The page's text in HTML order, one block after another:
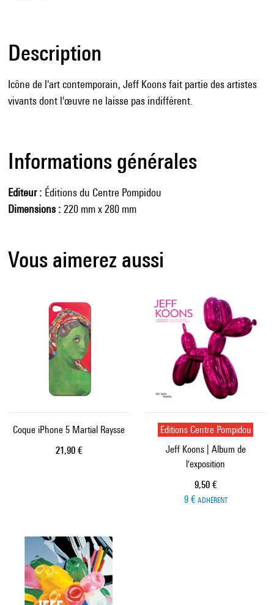
Description
Icône de l'art contemporain, Jeff Koons fait partie des artistes
vivants dont l'œuvre ne laisse pas indifférent.
Informations générales
Editeur
Éditions du Centre Pompidou
Dimensions
220 mm x 280 mm
Vous aimerez aussi
Coque iPhone 5 Martial Raysse
Prix ​​actuel
21,90 €
Editions Centre Pompidou
Jeff Koons | Album de
l'exposition
Prix ​​actuel
9,50 €
9 € ADHÉRENT